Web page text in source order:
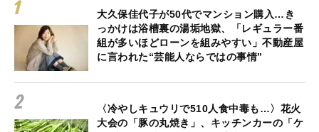
大久保佳代子が50代でマンション購入…き
っかけは浴槽裏の湯垢地獄、「レギュラー番
組が多いほどローンを組みやすい」不動産屋
に言われた“芸能人ならではの事情”
〈冷やしキュウリで510人食中毒も…〉花火
大会の「豚の丸焼き」、キッチンカーの「ケ